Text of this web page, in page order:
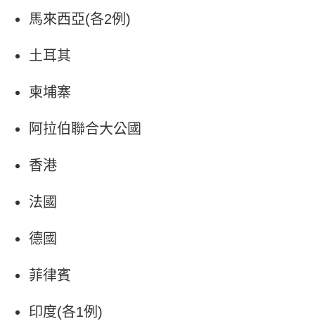
馬來西亞(各2例)
土耳其
柬埔寨
阿拉伯聯合大公國
香港
法國
德國
菲律賓
印度(各1例)